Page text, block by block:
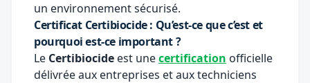
un environnement sécurisé.
Certificat Certibiocide : Qu’est-ce que c’est et
pourquoi est-ce important ?
Le Certibiocide est unecertification officielle
délivrée aux entreprises et aux techniciens